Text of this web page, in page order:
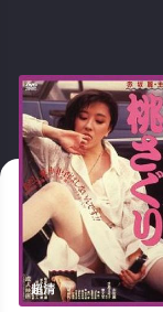
超清